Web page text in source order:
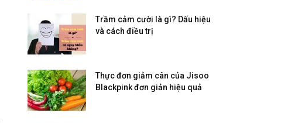
Trầm cảm cười là gì? Dấu hiệu
và cách điều trị
Thực đơn giảm cân của Jisoo
Blackpink đơn giản hiệu quả